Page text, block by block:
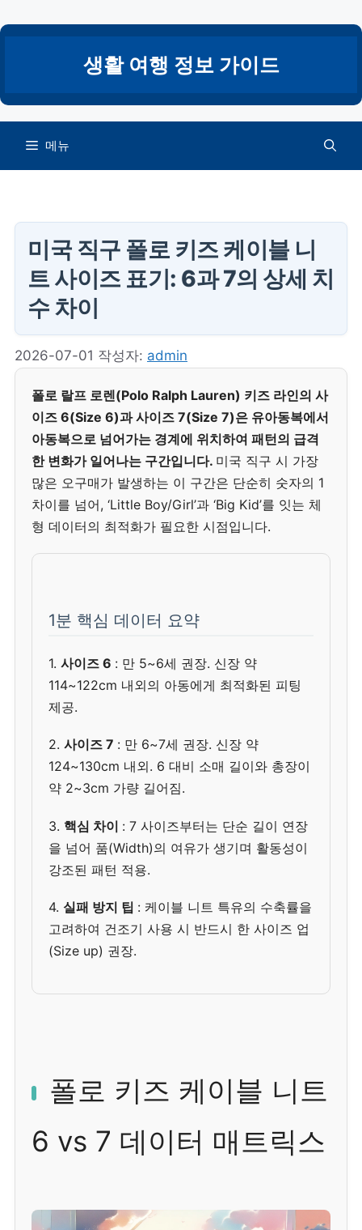
텐
건
너
생활 여행 정보 가이드
메뉴
미국 직구 폴로 키즈 케이블 니
트 사이즈 표기: 6과 7의 상세 치
수 차이
2026-07-01 작성자: admin
폴로 랄프 로렌(Polo Ralph Lauren) 키즈 라인의 사
이즈 6(Size 6)과 사이즈 7(Size 7)은 유아동복에서
아동복으로 넘어가는 경계에 위치하여 패턴의 급격
한 변화가 일어나는 구간입니다. 미국 직구 시 가장
많은 오구매가 발생하는 이 구간은 단순히 숫자의 1
차이를 넘어, ‘Little Boy/Girl’과 ‘Big Kid’를 잇는 체
형 데이터의 최적화가 필요한 시점입니다.
1분 핵심 데이터 요약
1. 사이즈 6 : 만 5~6세 권장. 신장 약
114~122cm 내외의 아동에게 최적화된 피팅
제공.
2. 사이즈 7 : 만 6~7세 권장. 신장 약
124~130cm 내외. 6 대비 소매 길이와 총장이
약 2~3cm 가량 길어짐.
3. 핵심 차이 : 7 사이즈부터는 단순 길이 연장
을 넘어 품(Width)의 여유가 생기며 활동성이
강조된 패턴 적용.
4. 실패 방지 팁 : 케이블 니트 특유의 수축률을
고려하여 건조기 사용 시 반드시 한 사이즈 업
(Size up) 권장.
폴로 키즈 케이블 니트
6 vs 7 데이터 매트릭스